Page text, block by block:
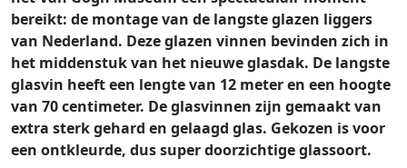
bereikt: de montage van de langste glazen liggers
van Nederland. Deze glazen vinnen bevinden zich in
het middenstuk van het nieuwe glasdak. De langste
glasvin heeft een lengte van 12 meter en een hoogte
van 70 centimeter. De glasvinnen zijn gemaakt van
extra sterk gehard en gelaagd glas. Gekozen is voor
een ontkleurde, dus super doorzichtige glassoort.